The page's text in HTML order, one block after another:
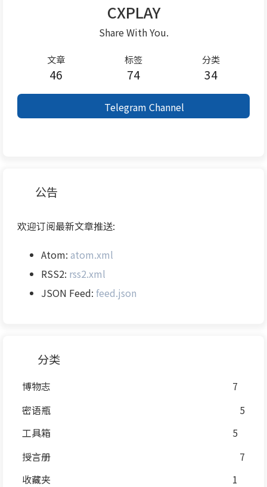
CXPLAY
Share With You.
文章
46
标签
74
分类
34
Telegram Channel
公告
欢迎订阅最新文章推送:
Atom: atom.xml
RSS2: rss2.xml
JSON Feed: feed.json
分类
博物志
7
密语瓶
5
工具箱
5
授言册
7
收藏夹
1